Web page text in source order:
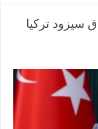
سيزود تركيا